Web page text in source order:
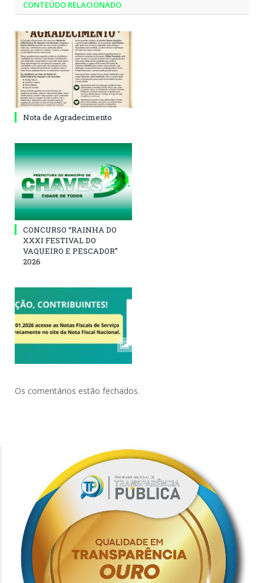
CONTEÚDO RELACIONADO
Nota de Agradecimento
CONCURSO “RAINHA DO
XXXI FESTIVAL DO
VAQUEIRO E PESCADOR”
2026
Os comentários estão fechados.